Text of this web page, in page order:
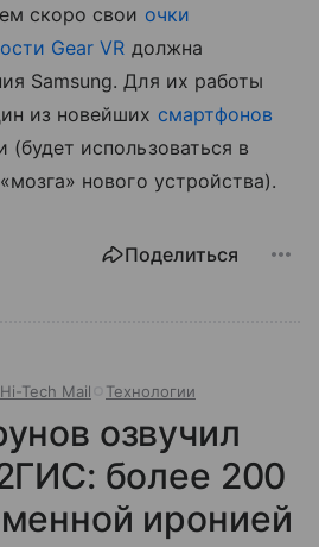
скоро свои очки
Gear VR должна
Samsung. Для их работы
из новейших смартфонов
использоваться в
нового устройства).
Поделиться
Hi-Tech Mail Технологии
озвучил
более 200
иронией